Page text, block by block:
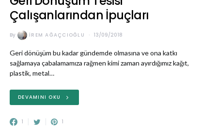
Çalışanlarından İpuçları
By İREM AĞAÇCIOĞLU 13/09/2018
Geri dönüşüm bu kadar gündemde olmasına ve ona katkı
sağlamaya çabalamamıza rağmen kimi zaman ayırdığımız kağıt,
plastik, metal…
DEVAMINI OKU
1 1